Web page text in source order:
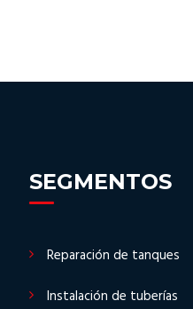
SEGMENTOS
Reparación de tanques
Instalación de tuberías